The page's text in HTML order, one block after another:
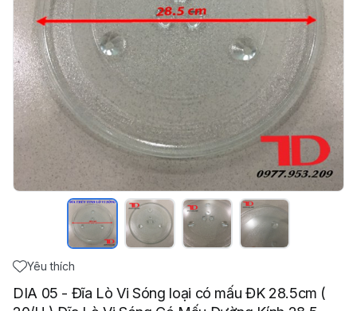
Yêu thích
DIA 05 - Đĩa Lò Vi Sóng loại có mấu ĐK 28.5cm (